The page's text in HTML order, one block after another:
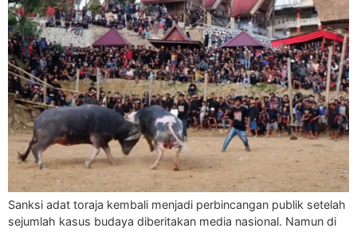
Sanksi adat toraja kembali menjadi perbincangan publik setelah
sejumlah kasus budaya diberitakan media nasional. Namun di